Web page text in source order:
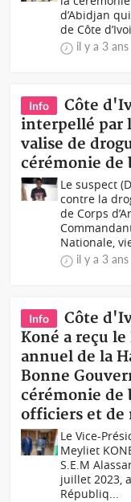
d’Abidjan
de Côte
il y a 3 ans
Info
Côte
interpellé par
valise de
cérémonie de
Le suspect
contre la
de Corps
Nationale,
il y a 3 ans
Info
Côte
Koné a reçu
annuel de la
Bonne
cérémonie de
officiers et de
Le Vice-
Meyliet
S.E.M
juillet 2023,
Républiq...